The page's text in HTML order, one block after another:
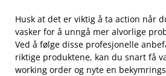
Husk at det er viktig å ta ‍action når
vasker​ for‍ å⁣ unngå mer alvorlige
Ved ⁤å følge disse profesjonelle
riktige produktene, ⁣kan du snart⁢ få
⁢working order og nyte⁤ en